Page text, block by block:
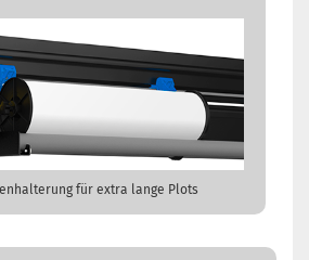
für extra lange Plots